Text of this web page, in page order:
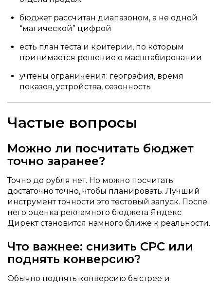
бюджет рассчитан диапазоном, а не одной
“магической” цифрой
есть план теста и критерии, по которым
принимается решение о масштабировании
учтены ограничения: география, время
показов, устройства, сезонность
Частые вопросы
Можно ли посчитать бюджет
точно заранее?
Точно до рубля нет. Но можно посчитать
достаточно точно, чтобы планировать. Лучший
инструмент точности это тестовый запуск. После
него оценка рекламного бюджета Яндекс
Директ становится намного ближе к реальности.
Что важнее: снизить CPC или
поднять конверсию?
Обычно поднять конверсию быстрее и